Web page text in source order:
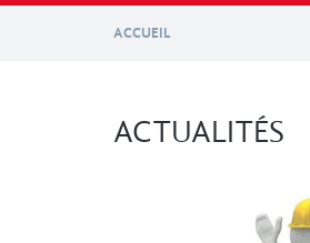
ACCUEIL
ACTUALITÉS